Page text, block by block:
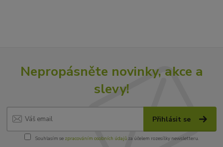
Nepropásněte novinky, akce a
slevy!
Přihlásit se
Souhlasím se zpracováním osobních údajůza účelem rozesílky newsletteru.